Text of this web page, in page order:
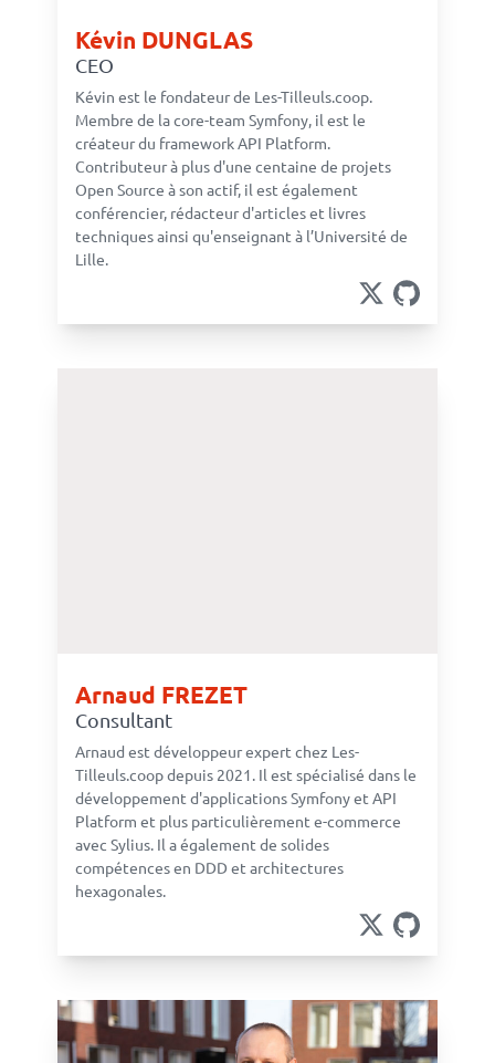
Kévin DUNGLAS
CEO
Kévin est le fondateur de Les-Tilleuls.coop.
Membre de la core-team Symfony, il est le
créateur du framework API Platform.
Contributeur à plus d'une centaine de projets
Open Source à son actif, il est également
conférencier, rédacteur d'articles et livres
techniques ainsi qu'enseignant à l’Université de
Lille.
Arnaud FREZET
Consultant
Arnaud est développeur expert chez Les-
Tilleuls.coop depuis 2021. Il est spécialisé dans le
développement d'applications Symfony et API
Platform et plus particulièrement e-commerce
avec Sylius. Il a également de solides
compétences en DDD et architectures
hexagonales.